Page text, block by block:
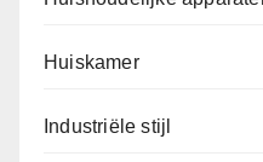
Huiskamer
Industriële stijl